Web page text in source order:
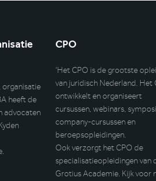
organisatie
heeft de
advocaten
CPO
‘Het CPO is de grootste
van juridisch Nederland. Het
ontwikkelt en organiseert
cursussen, webinars,
company-cursussen en
beroepsopleidingen.
Ook verzorgt het CPO de
specialisatieopleidingen van
Grotius Academie. Kijk voor